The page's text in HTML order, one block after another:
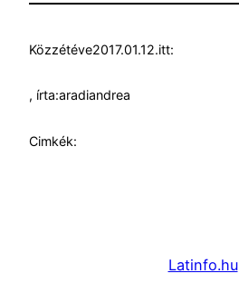
Közzétéve2017.01.12.itt:
, írta:aradiandrea
Cimkék:
Latinfo.hu